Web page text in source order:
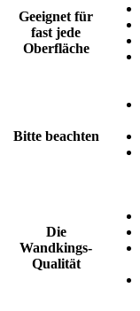
Geeignet für
fast jede
Oberfläche
Bitte beachten
Die
Wandkings-
Qualität